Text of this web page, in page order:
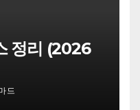
정리 (2026
드